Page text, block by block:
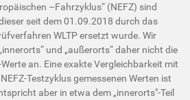
–Fahrzyklus“ (NEFZ) sind
seit dem 01.09.2018 durch das
WLTP ersetzt wurde. Wir
und „außerorts“ daher nicht die
Werte an. Eine exakte Vergleichbarkeit mit
Testzyklus gemessenen Werten ist
aber in etwa dem „innerorts"-Teil